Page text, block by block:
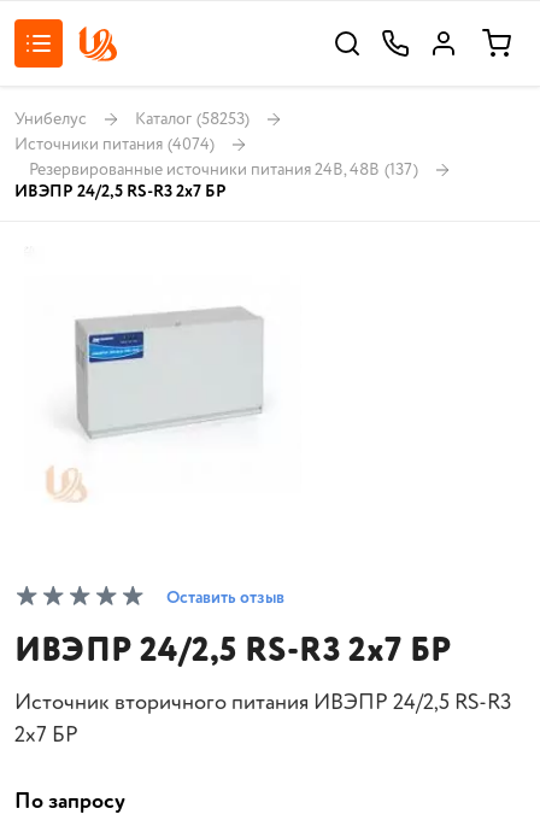
Унибелус Каталог (58253)
Источники питания (4074)
Резервированные источники питания 24В, 48В (137)
ИВЭПР 24/2,5 RS-R3 2х7 БР
Оставить отзыв
ИВЭПР 24/2,5 RS-R3 2х7 БР
Источник вторичного питания ИВЭПР 24/2,5 RS-R3
2х7 БР
По запросу